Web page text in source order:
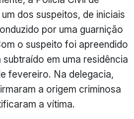
dos suspeitos, de iniciais
por uma guarnição
o suspeito foi apreendido
em uma residência
fevereiro. Na delegacia,
a origem criminosa
a vítima.